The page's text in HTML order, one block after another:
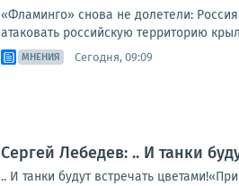
«Фламинго» снова не долетели:
атаковать российскую территорию
МНЕНИЯ Сегодня, 09:09
Сергей Лебедев: .. И танки
.. И танки будут встречать